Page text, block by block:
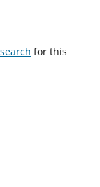
for this